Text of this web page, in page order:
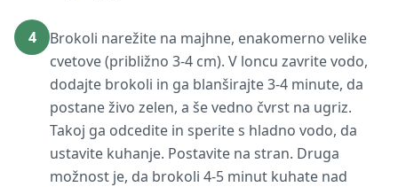
4
Brokoli narežite na majhne, enakomerno velike
cvetove (približno 3-4 cm). V loncu zavrite vodo,
dodajte brokoli in ga blanširajte 3-4 minute, da
postane živo zelen, a še vedno čvrst na ugriz.
Takoj ga odcedite in sperite s hladno vodo, da
ustavite kuhanje. Postavite na stran. Druga
možnost je, da brokoli 4-5 minut kuhate nad